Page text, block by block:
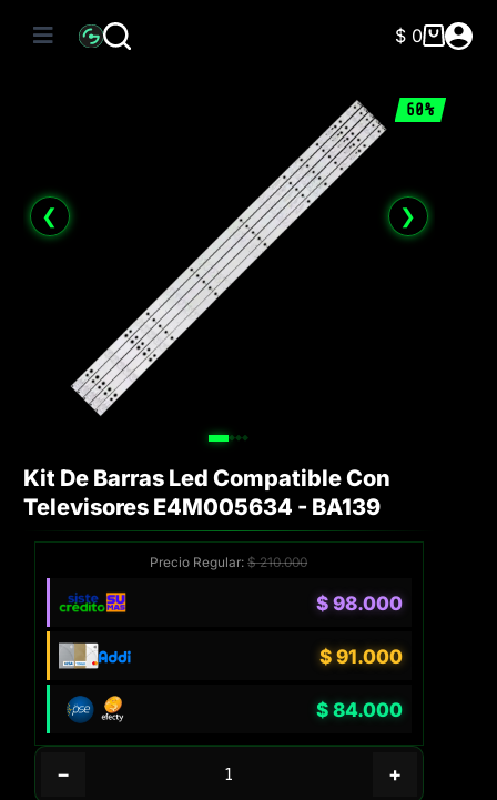
Carro
$0
60%
❮ ❯
Kit De Barras Led Compatible Con
Televisores E4M005634 - BA139
Precio Regular:$210.000
$98.000
$91.000
$84.000
− +